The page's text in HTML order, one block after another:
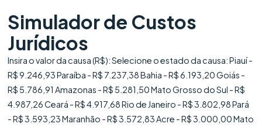
Simulador de Custos
Jurídicos
Insira o valor da causa (R$): Selecione o estado da causa: Piauí -
R$ 9.246,93 Paraíba - R$ 7.237,38 Bahia - R$ 6.193,20 Goiás -
R$ 5.786,91 Amazonas - R$ 5.281,50 Mato Grosso do Sul - R$
4.987,26 Ceará - R$ 4.917,68 Rio de Janeiro - R$ 3.802,98 Pará
- R$ 3.593,23 Maranhão - R$ 3.572,83 Acre - R$ 3.000,00 Mato